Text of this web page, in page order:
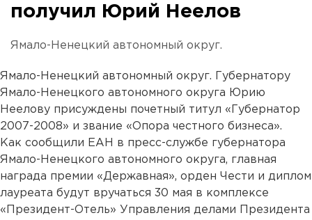
получил Юрий Неелов
Ямало-Ненецкий автономный округ.
Ямало-Ненецкий автономный округ. Губернатору
Ямало-Ненецкого автономного округа Юрию
Неелову присуждены почетный титул «Губернатор
2007-2008» и звание «Опора честного бизнеса».
Как сообщили ЕАН в пресс-службе губернатора
Ямало-Ненецкого автономного округа, главная
награда премии «Державная», орден Чести и диплом
лауреата будут вручаться 30 мая в комплексе
«Президент-Отель» Управления делами Президента